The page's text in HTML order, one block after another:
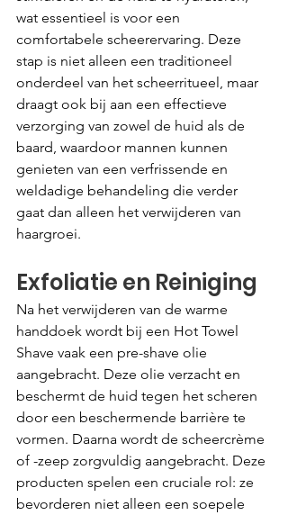
wat essentieel is voor een
comfortabele scheerervaring. Deze
stap is niet alleen een traditioneel
onderdeel van het scheerritueel, maar
draagt ook bij aan een effectieve
verzorging van zowel de huid als de
baard, waardoor mannen kunnen
genieten van een verfrissende en
weldadige behandeling die verder
gaat dan alleen het verwijderen van
haargroei.
Exfoliatie en Reiniging
Na het verwijderen van de warme
handdoek wordt bij een Hot Towel
Shave vaak een pre-shave olie
aangebracht. Deze olie verzacht en
beschermt de huid tegen het scheren
door een beschermende barrière te
vormen. Daarna wordt de scheercrème
of -zeep zorgvuldig aangebracht. Deze
producten spelen een cruciale rol: ze
bevorderen niet alleen een soepele